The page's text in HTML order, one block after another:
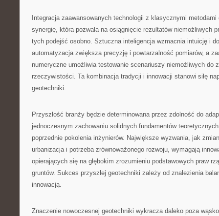
Integracja zaawansowanych technologii z klasycznymi
synergię, która pozwala na osiągnięcie rezultatów niemożliwych
tych podejść osobno. Sztuczna inteligencja wzmacnia intuicję i
automatyzacja zwiększa precyzję i powtarzalność pomiarów, a
numeryczne umożliwia testowanie scenariuszy niemożliwych do
rzeczywistości. Ta kombinacja tradycji i innowacji stanowi siłę
geotechniki.
Przyszłość branży będzie determinowana przez zdolność do
jednoczesnym zachowaniu solidnych fundamentów
poprzednie pokolenia inżynierów. Największe wyzwania, jak
urbanizacja i potrzeba zrównoważonego rozwoju, wymagają
opierających się na głębokim zrozumieniu podstawowych praw
gruntów. Sukces przyszłej geotechniki zależy od znalezienia
innowacją.
Znaczenie nowoczesnej geotechniki wykracza daleko poza